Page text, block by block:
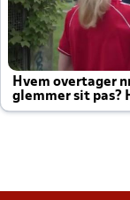
Hvem overtager
glemmer sit pas?
altid til efter